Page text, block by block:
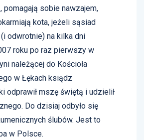
pomagają sobie nawzajem,
kota, jeżeli sąsiad
odwrotnie) na kilka dni
roku po raz pierwszy w
należącej do Kościoła
w Łękach ksiądz
odprawił mszę świętą i udzielił
Do dzisiaj odbyło się
ślubów. Jest to
w Polsce.